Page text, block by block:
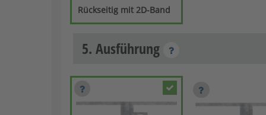
Rückseitig mit 2D-Band
5. Ausführung